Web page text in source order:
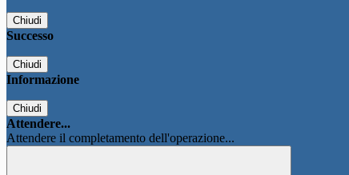
Chiudi
Successo
Chiudi
Informazione
Chiudi
Attendere...
Attendere il completamento dell'operazione...